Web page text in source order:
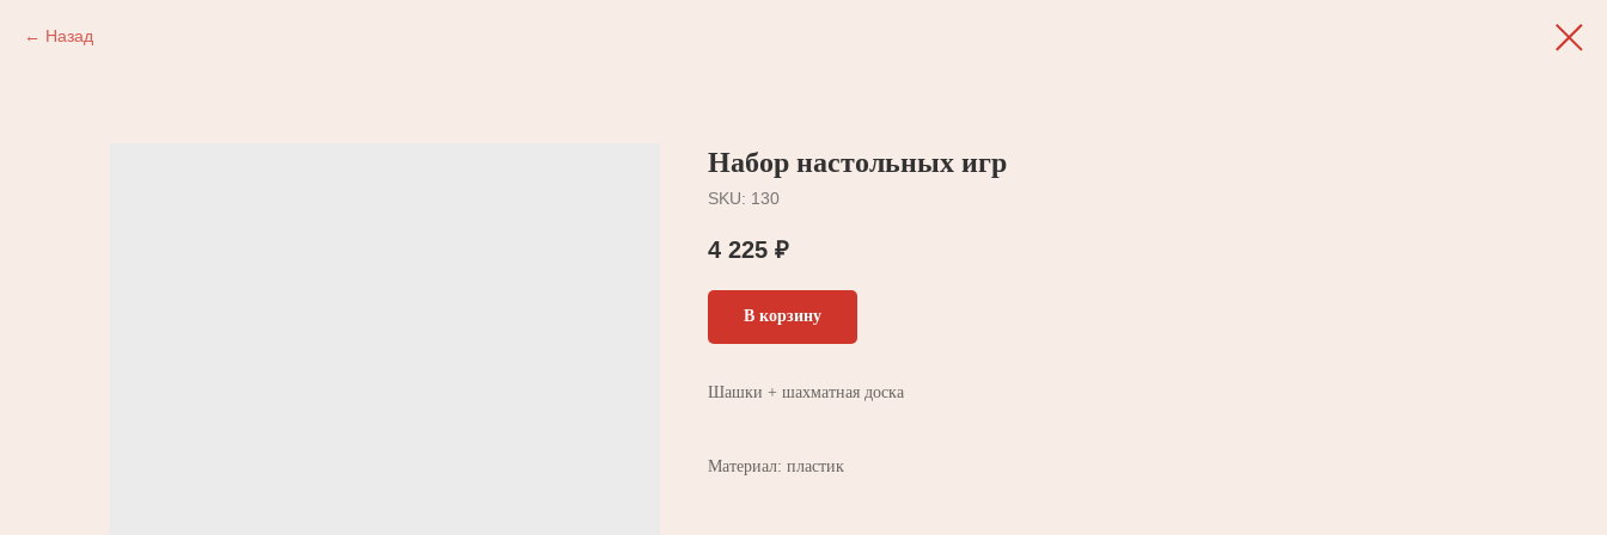
Назад
Набор настольных игр
SKU: 130
4 225 ₽
В корзину
Шашки + шахматная доска
Материал: пластик